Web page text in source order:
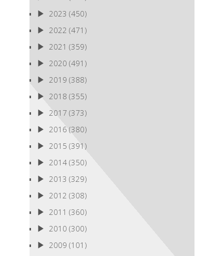
2023 (450)
2022 (471)
2021 (359)
2020 (491)
2019 (388)
2018 (355)
2017 (373)
2016 (380)
2015 (391)
2014 (350)
2013 (329)
2012 (308)
2011 (360)
2010 (300)
2009 (101)